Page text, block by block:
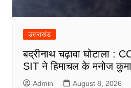
उत्तराखंड
बद्रीनाथ चढ़ावा घोटाला :
SIT ने हिमाचल के मनोज
Admin August 8, 2026